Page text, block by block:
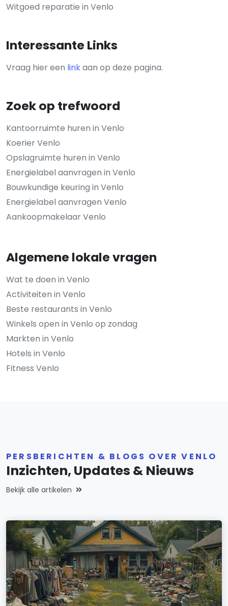
Witgoed reparatie in Venlo
Interessante Links
Vraag hier een linkaan op deze pagina.
Zoek op trefwoord
Kantoorruimte huren in Venlo
Koerier Venlo
Opslagruimte huren in Venlo
Energielabel aanvragen in Venlo
Bouwkundige keuring in Venlo
Energielabel aanvragen Venlo
Aankoopmakelaar Venlo
Algemene lokale vragen
Wat te doen in Venlo
Activiteiten in Venlo
Beste restaurants in Venlo
Winkels open in Venlo op zondag
Markten in Venlo
Hotels in Venlo
Fitness Venlo
PERSBERICHTEN & BLOGS OVER VENLO
Inzichten, Updates & Nieuws
Bekijk alle artikelen